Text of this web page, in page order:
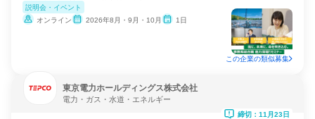
説明会・イベント
オンライン
2026年8月・9月・10月 1日
この企業の類似募集
東京電力ホールディングス株式会社
電力・ガス・水道・エネルギー
締切：11月23日